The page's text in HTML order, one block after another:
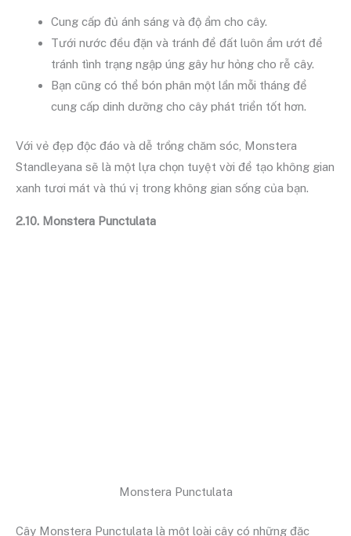
Cung cấp đủ ánh sáng và độ ẩm cho cây.
Tưới nước đều đặn và tránh để đất luôn ẩm ướt để
tránh tình trạng ngập úng gây hư hỏng cho rễ cây.
Bạn cũng có thể bón phân một lần mỗi tháng để
cung cấp dinh dưỡng cho cây phát triển tốt hơn.
Với vẻ đẹp độc đáo và dễ trồng chăm sóc, Monstera
Standleyana sẽ là một lựa chọn tuyệt vời để tạo không gian
xanh tươi mát và thú vị trong không gian sống của bạn.
2.10. Monstera Punctulata
Monstera Punctulata
Cây Monstera Punctulata là một loài cây có những đặc